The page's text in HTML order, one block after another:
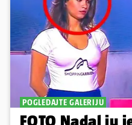
POGLEDAJTE GALERIJU
FOTO Nadal ju